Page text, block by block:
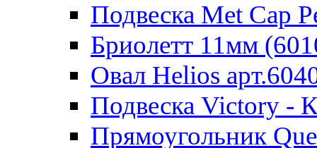
Подвеска Met Cap
Бриолетт 11мм
Овал Helios
Подвеска Victory -
Прямоугольник